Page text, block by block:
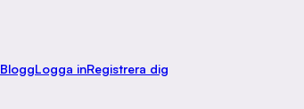
BloggLogga inRegistrera dig